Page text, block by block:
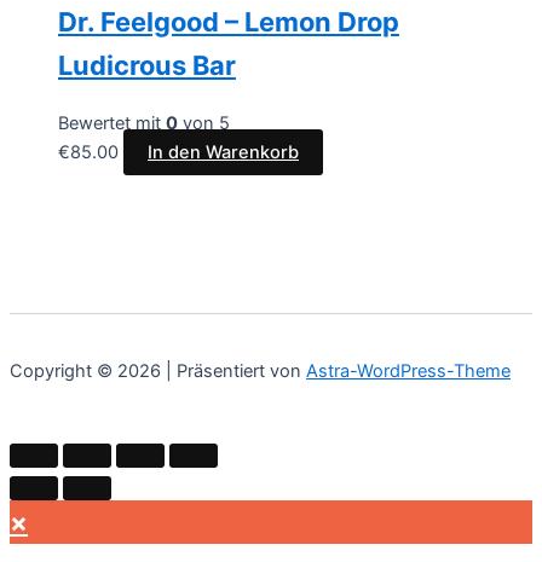
Dr. Feelgood – Lemon Drop
Ludicrous Bar
Bewertet mit 0 von 5
€85.00 In den Warenkorb
Copyright © 2026 | Präsentiert von Astra-WordPress-Theme
×